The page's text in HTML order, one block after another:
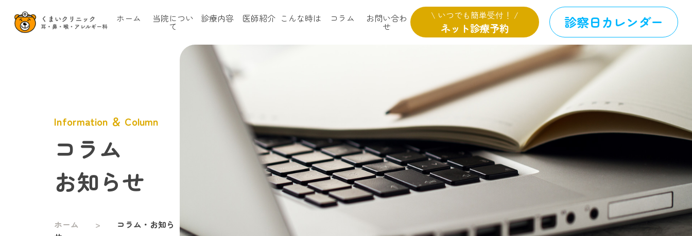
ホーム 当院につい
て
診療内容 医師紹介 こんな時は コラム お問い合わ
せ
\ いつでも簡単受付！ /
ネット診療予約 診察日カレンダー
Information ＆ Column
コラム
お知らせ
ホーム
コラム・お知ら